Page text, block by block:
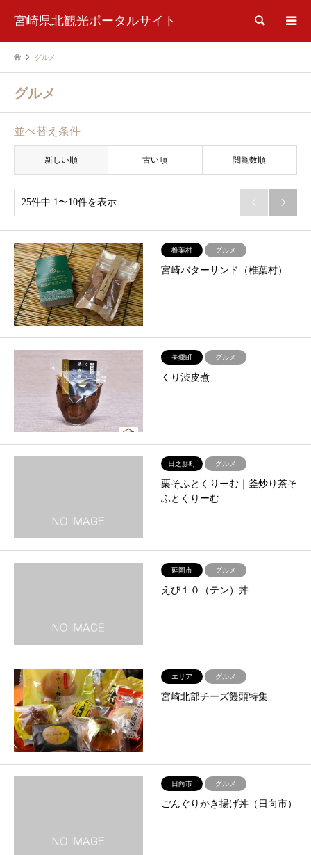
宮崎県北観光ポータルサイト 検索
グルメ
グルメ
並べ替え条件
新しい順 古い順 閲覧数順
25件中 1〜10件を表示  
椎葉村 グルメ
宮崎バターサンド（椎葉村）
美郷町 グルメ
くり渋皮煮
日之影町 グルメ
栗そふとくりーむ｜釜炒り茶そ
ふとくりーむ
延岡市 グルメ
えび１０（テン）丼
エリア グルメ
宮崎北部チーズ饅頭特集
日向市 グルメ
ごんぐりかき揚げ丼（日向市）